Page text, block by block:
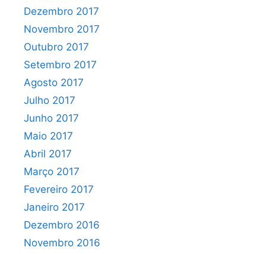
Dezembro 2017
Novembro 2017
Outubro 2017
Setembro 2017
Agosto 2017
Julho 2017
Junho 2017
Maio 2017
Abril 2017
Março 2017
Fevereiro 2017
Janeiro 2017
Dezembro 2016
Novembro 2016